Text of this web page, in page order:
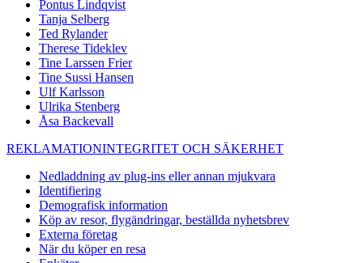
Pontus Lindqvist
Tanja Selberg
Ted Rylander
Therese Tideklev
Tine Larssen Frier
Tine Sussi Hansen
Ulf Karlsson
Ulrika Stenberg
Åsa Backevall
REKLAMATIONINTEGRITET OCH SÄKERHET
Nedladdning av plug-ins eller annan mjukvara
Identifiering
Demografisk information
Köp av resor, flygändringar, beställda nyhetsbrev
Externa företag
När du köper en resa